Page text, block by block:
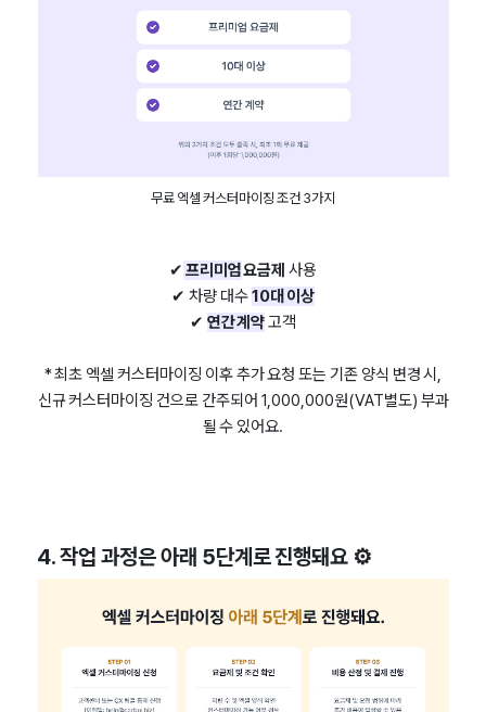
무료 엑셀 커스터마이징 조건 3가지
✔ 프리미엄요금제 사용
✔ 차량 대수10대 이상
✔ 연간 계약고객
* 최초 엑셀 커스터마이징 이후 추가 요청 또는 기존 양식 변경 시,
신규 커스터마이징 건으로 간주되어 1,000,000원(VAT별도) 부과
될 수 있어요.
4. 작업 과정은 아래 5단계로 진행돼요 ⚙️